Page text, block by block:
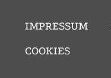
IMPRESSUM
COOKIES